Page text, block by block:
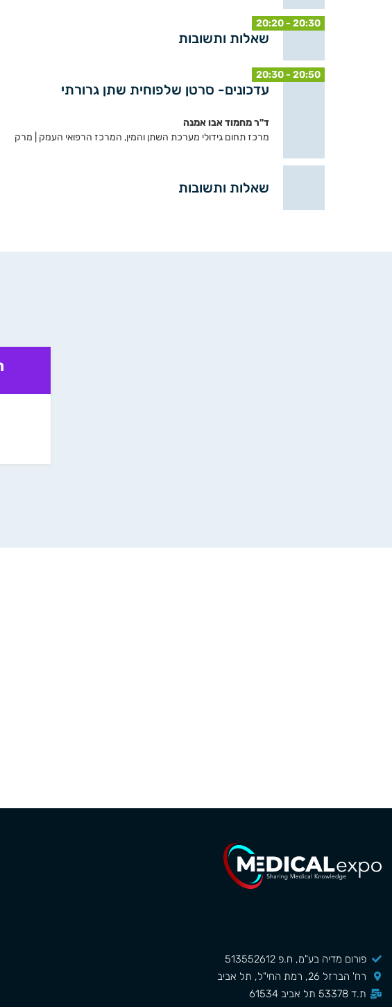
20:20 - 20:30
שאלות ותשובות
20:30 - 20:50
עדכונים- סרטן שלפוחית שתן גרורתי
ד"ר מחמוד אבו אמנה
מרכז תחום גידולי מערכת השתן והמין, המרכז הרפואי העמק | מרק
שאלות ותשובות
פורום מדיה בע"מ, ח.פ 513552612
רח' הברזל 26, רמת החי"ל, תל אביב
ת.ד 53378 תל אביב 61534